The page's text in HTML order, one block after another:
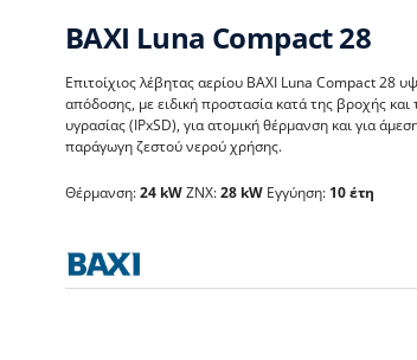
BAXI Luna Compact
Λέβητες με άμεση παραγωγή ΖΝX
BAXI Luna Compact 28
Επιτοίχιος λέβητας αερίου BAXI Luna Compact 28
απόδοσης, με ειδική προστασία κατά της βροχής και
υγρασίας (IPxSD), για ατομική θέρμανση και για
παράγωγη ζεστού νερού χρήσης.
Θέρμανση:24 kWΖΝΧ:28 kWΕγγύηση: 10 έτη